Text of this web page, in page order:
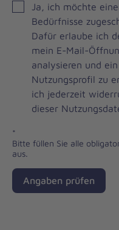
Brevo
Newsletter
Checkbox
Ja, ich möchte
Bedürfnisse
Dafür erlaube ich
mein E-Mail-
analysieren und
Nutzungsprofil zu
ich jederzeit
dieser
*
Bitte füllen Sie alle
aus.
Angaben prüfen